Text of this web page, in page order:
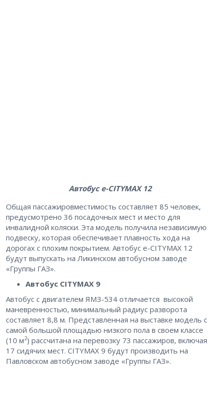
Автобус e-CITYMAX 12
Общая пассажировместимость составляет 85 человек,
предусмотрено 36 посадочных мест и место для
инвалидной коляски. Эта модель получила независимую
подвеску, которая обеспечивает плавность хода на
дорогах с плохим покрытием. Автобус e-CITYMAX 12
будут выпускать на Ликинском автобусном заводе
«Группы ГАЗ».
Автобус CITYMAX 9
Автобус с двигателем ЯМЗ-534 отличается высокой
маневренностью, минимальный радиус разворота
составляет 8,8 м. Представленная на выставке модель с
самой большой площадью низкого пола в своем классе
(10 м2) рассчитана на перевозку 73 пассажиров, включая
17 сидячих мест. CITYMAX 9 будут производить на
Павловском автобусном заводе «Группы ГАЗ».